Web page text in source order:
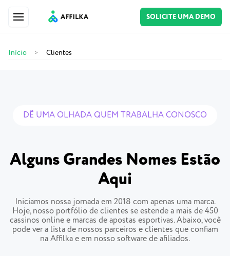
SOLICITE UMA DEMO
Início > Clientes
DÊ UMA OLHADA QUEM TRABALHA CONOSCO
Alguns Grandes Nomes Estão
Aqui
Iniciamos nossa jornada em 2018 com apenas uma marca.
Hoje, nosso portfólio de clientes se estende a mais de 450
cassinos online e marcas de apostas esportivas. Abaixo, você
pode ver a lista de nossos parceiros e clientes que confiam
na Affilka e em nosso software de afiliados.